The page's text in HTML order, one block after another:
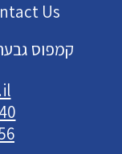
Us
קמפוס גבעת